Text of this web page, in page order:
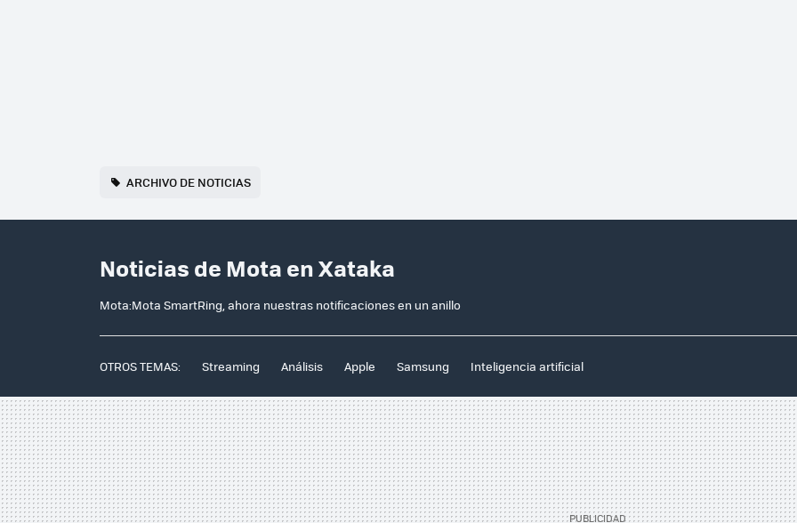
ARCHIVO DE NOTICIAS
Noticias de Mota en Xataka
Mota:Mota SmartRing, ahora nuestras notificaciones en un anillo
OTROS TEMAS: Streaming Análisis Apple Samsung Inteligencia artificial